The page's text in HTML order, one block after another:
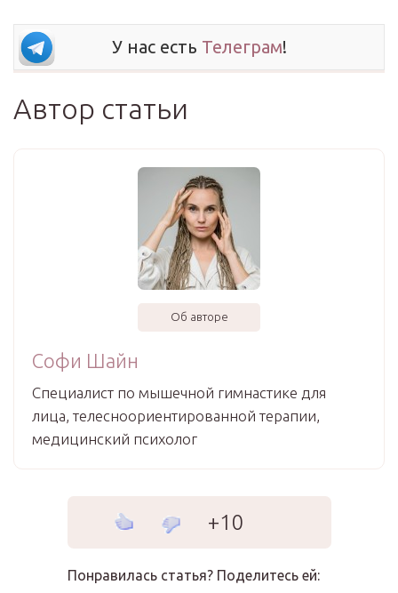
У нас есть Телеграм!
Автор статьи
Об авторе
Софи Шайн
Специалист по мышечной гимнастике для
лица, телесноориентированной терапии,
медицинский психолог
+10
Понравилась статья? Поделитесь ей: